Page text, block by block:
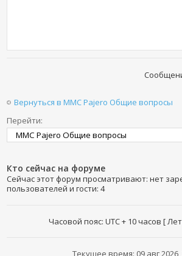
Вернуться в MMC Pajero Общие вопросы
Перейти:
Кто сейчас на форуме
Сейчас этот форум просматривают: нет
пользователей и гости: 4
Часовой пояс: UTC + 10 часов [
Текущее время: 09 авг 2026,